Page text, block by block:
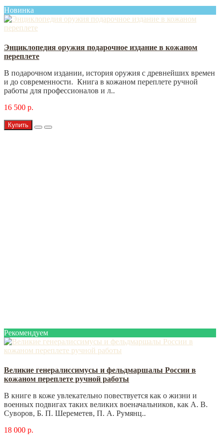
Новинка
Энциклопедия оружия подарочное издание в кожаном
переплете
В подарочном издании, история оружия с древнейших времен
и до современности. Книга в кожаном переплете ручной
работы для профессионалов и л..
16 500 р.
Купить
Рекомендуем
Великие генералиссимусы и фельдмаршалы России в
кожаном переплете ручной работы
В книге в коже увлекательно повествуется как о жизни и
военных подвигах таких великих военачальников, как А. В.
Суворов, Б. П. Шереметев, П. А. Румянц..
18 000 р.